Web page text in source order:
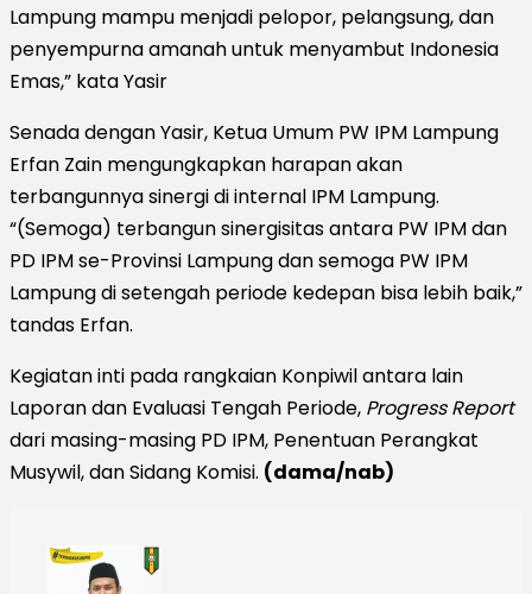
Lampung mampu menjadi pelopor, pelangsung, dan
penyempurna amanah untuk menyambut Indonesia
Emas,” kata Yasir
Senada dengan Yasir, Ketua Umum PW IPM Lampung
Erfan Zain mengungkapkan harapan akan
terbangunnya sinergi di internal IPM Lampung.
“(Semoga) terbangun sinergisitas antara PW IPM dan
PD IPM se-Provinsi Lampung dan semoga PW IPM
Lampung di setengah periode kedepan bisa lebih baik,”
tandas Erfan.
Kegiatan inti pada rangkaian Konpiwil antara lain
Laporan dan Evaluasi Tengah Periode, Progress Report
dari masing-masing PD IPM, Penentuan Perangkat
Musywil, dan Sidang Komisi. (dama/nab)